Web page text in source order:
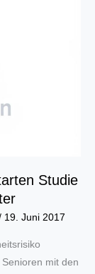
Studie
19. Juni 2017
mit den